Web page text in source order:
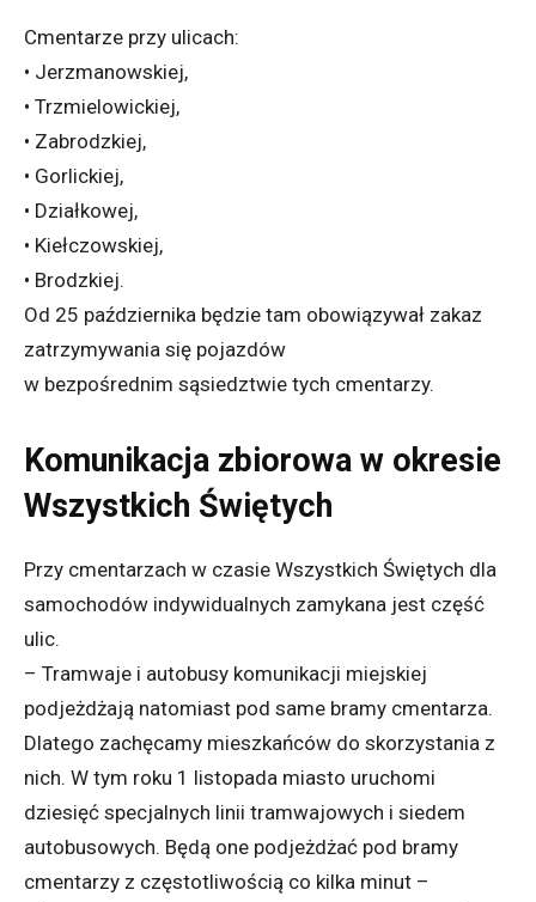
Cmentarze przy ulicach:
• Jerzmanowskiej,
• Trzmielowickiej,
• Zabrodzkiej,
• Gorlickiej,
• Działkowej,
• Kiełczowskiej,
• Brodzkiej.
Od 25 października będzie tam obowiązywał zakaz
zatrzymywania się pojazdów
w bezpośrednim sąsiedztwie tych cmentarzy.
Komunikacja zbiorowa w okresie
Wszystkich Świętych
Przy cmentarzach w czasie Wszystkich Świętych dla
samochodów indywidualnych zamykana jest część
ulic.
– Tramwaje i autobusy komunikacji miejskiej
podjeżdżają natomiast pod same bramy cmentarza.
Dlatego zachęcamy mieszkańców do skorzystania z
nich. W tym roku 1 listopada miasto uruchomi
dziesięć specjalnych linii tramwajowych i siedem
autobusowych. Będą one podjeżdżać pod bramy
cmentarzy z częstotliwością co kilka minut –